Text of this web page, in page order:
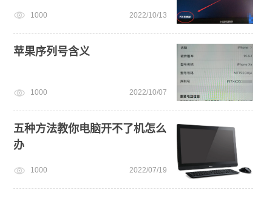
1000 2022/10/13
苹果序列号含义
1000 2022/10/07
五种方法教你电脑开不了机怎么
办
1000 2022/07/19